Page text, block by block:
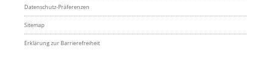
Datenschutz-Präferenzen
Sitemap
Erklärung zur Barrierefreiheit